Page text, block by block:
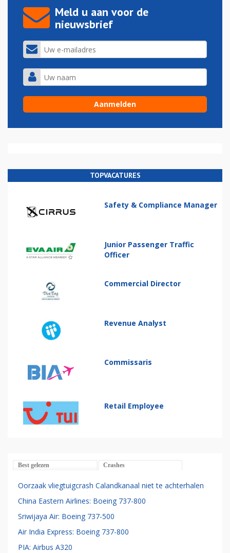
Meld u aan voor de
nieuwsbrief
TOPVACATURES
Safety & Compliance Manager
Junior Passenger Traffic
Officer
Commercial Director
Revenue Analyst
Commissaris
Retail Employee
Best gelezen Crashes
Oorzaak vliegtuigcrash Calandkanaal niet te achterhalen
China Eastern Airlines: Boeing 737-800
Sriwijaya Air: Boeing 737-500
Air India Express: Boeing 737-800
PIA: Airbus A320